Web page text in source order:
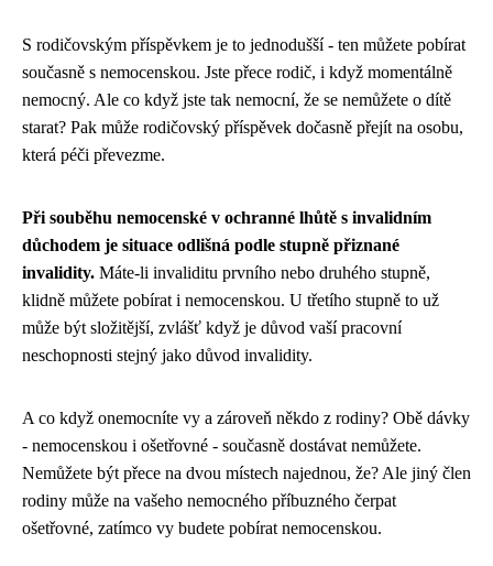
S rodičovským příspěvkem je to jednodušší - ten můžete pobírat
současně s nemocenskou. Jste přece rodič, i když momentálně
nemocný. Ale co když jste tak nemocní, že se nemůžete o dítě
starat? Pak může rodičovský příspěvek dočasně přejít na osobu,
která péči převezme.
Při souběhu nemocenské v ochranné lhůtě s invalidním
důchodem je situace odlišná podle stupně přiznané
invalidity. Máte-li invaliditu prvního nebo druhého stupně,
klidně můžete pobírat i nemocenskou. U třetího stupně to už
může být složitější, zvlášť když je důvod vaší pracovní
neschopnosti stejný jako důvod invalidity.
A co když onemocníte vy a zároveň někdo z rodiny? Obě dávky
- nemocenskou i ošetřovné - současně dostávat nemůžete.
Nemůžete být přece na dvou místech najednou, že? Ale jiný člen
rodiny může na vašeho nemocného příbuzného čerpat
ošetřovné, zatímco vy budete pobírat nemocenskou.